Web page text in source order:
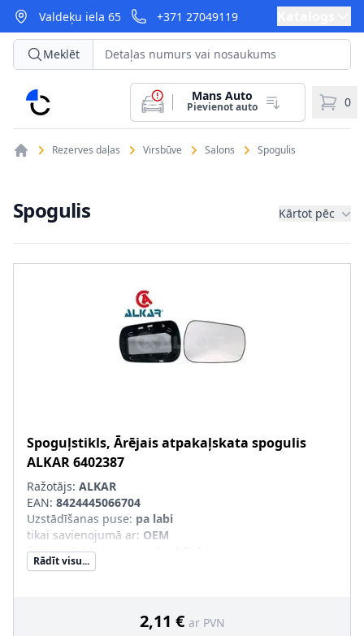
Valdeķu iela 65 +371 27049119
CarParts
Meklēt
Mans Auto
Pievienot auto 0
Rezerves daļas Virsbūve Salons Spogulis
Spogulis Kārtot pēc
Spoguļstikls, Ārējais atpakaļskata spogulis
ALKAR6402387
Ražotājs: ALKAR
EAN: 8424445066704
Uzstādīšanas puse: pa labi
tikai savienojumā ar: OEM
Ārējais-/Iekšējais spogulis
Rādīt visu...
2,11 € ar PVN